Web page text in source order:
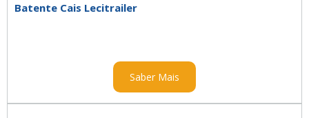
Batente Cais Lecitrailer
Saber Mais